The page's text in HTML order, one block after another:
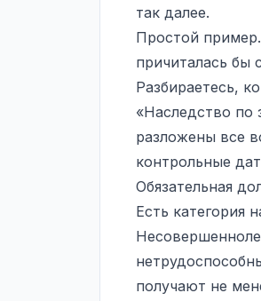
так далее.
Простой
причиталась бы
Разбираетесь,
«Наследство по
разложены все
контрольные
Обязательная
Есть категория
получают не